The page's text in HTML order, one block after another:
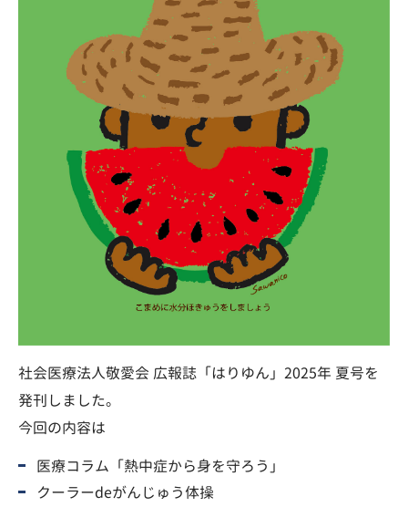
社会医療法人敬愛会 広報誌「はりゆん」2025年 夏号を
発刊しました。
今回の内容は
医療コラム「熱中症から身を守ろう」
クーラーdeがんじゅう体操